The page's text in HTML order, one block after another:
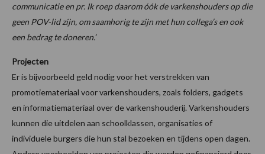
communicatie en pr. Ik roep daarom óók de varkenshouders op die
geen POV-lid zijn, om saamhorig te zijn met hun collega’s en ook
een bedrag te doneren.’
Projecten
Er is bijvoorbeeld geld nodig voor het verstrekken van
promotiemateriaal voor varkenshouders, zoals folders, gadgets
en informatiemateriaal over de varkenshouderij. Varkenshouders
kunnen die uitdelen aan schoolklassen, organisaties of
individuele burgers die hun stal bezoeken en tijdens open dagen.